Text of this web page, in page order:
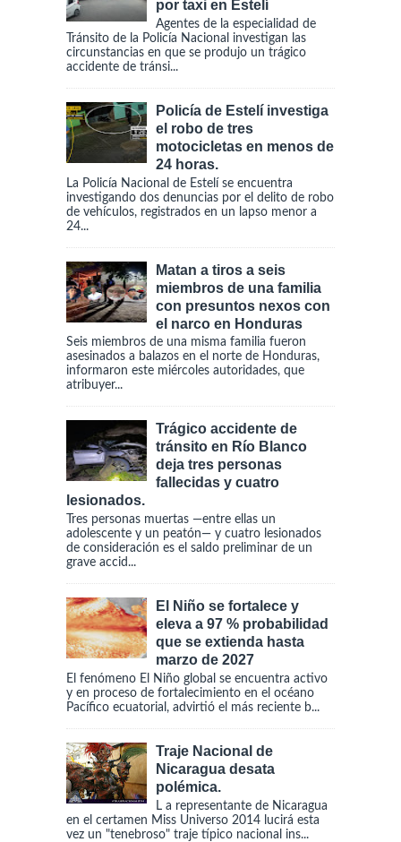
por taxi en Estelí
Agentes de la especialidad de
Tránsito de la Policía Nacional investigan las
circunstancias en que se produjo un trágico
accidente de tránsi...
Policía de Estelí investiga
el robo de tres
motocicletas en menos de
24 horas.
La Policía Nacional de Estelí se encuentra
investigando dos denuncias por el delito de robo
de vehículos, registrados en un lapso menor a
24...
Matan a tiros a seis
miembros de una familia
con presuntos nexos con
el narco en Honduras
Seis miembros de una misma familia fueron
asesinados a balazos en el norte de Honduras,
informaron este miércoles autoridades, que
atribuyer...
Trágico accidente de
tránsito en Río Blanco
deja tres personas
fallecidas y cuatro
lesionados.
Tres personas muertas —entre ellas un
adolescente y un peatón— y cuatro lesionados
de consideración es el saldo preliminar de un
grave accid...
El Niño se fortalece y
eleva a 97 % probabilidad
que se extienda hasta
marzo de 2027
El fenómeno El Niño global se encuentra activo
y en proceso de fortalecimiento en el océano
Pacífico ecuatorial, advirtió el más reciente b...
Traje Nacional de
Nicaragua desata
polémica.
L a representante de Nicaragua
en el certamen Miss Universo 2014 lucirá esta
vez un "tenebroso" traje típico nacional ins...